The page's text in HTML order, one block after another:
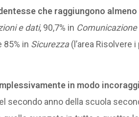
che raggiungono
e dati, 90,7% in
85% in Sicurezza(l’area Risolvere
in modo
secondo anno della scuola